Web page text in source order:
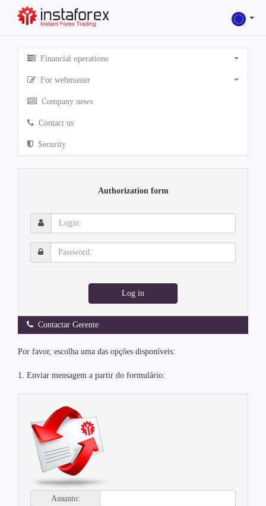
Financial operations
For webmaster
Company news
Contact us
Security
Authorization form
Login:
Password:
Log in
Contactar Gerente
Por favor, escolha uma das opções disponíveis:
1. Enviar mensagem a partir do formulário:
Assunto: